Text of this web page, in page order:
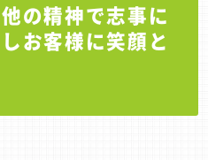
の精神で志事に
お客様に笑顔と